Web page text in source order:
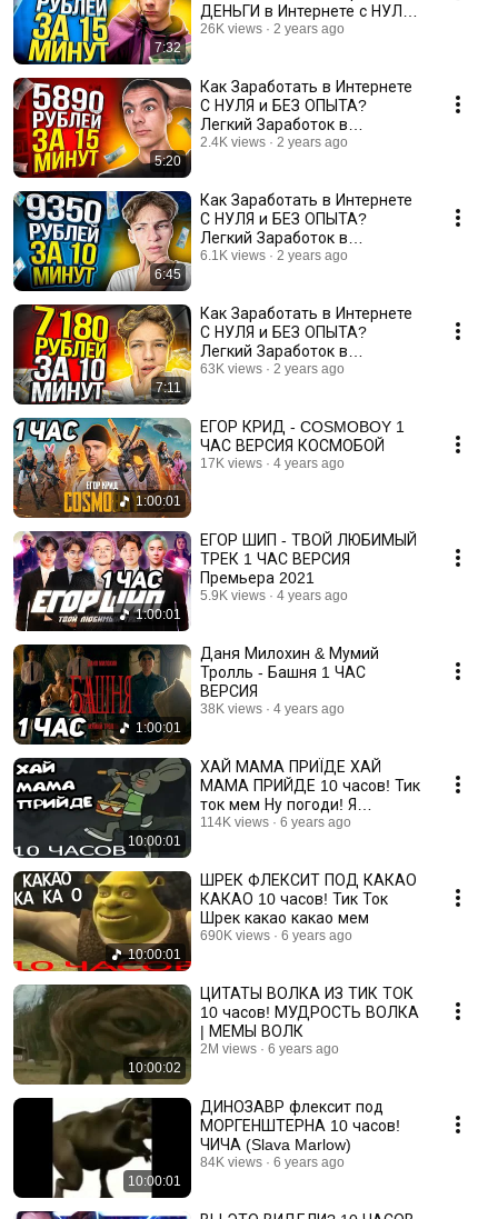
7:32
ДЕНЬГИ в Интернете с НУЛЯ
2023
26K views 2 years ago
5:20
Как Заработать в Интернете
С НУЛЯ и БЕЗ ОПЫТА?
Легкий Заработок в
Интернете 2023
2.4K views 2 years ago
6:45
Как Заработать в Интернете
С НУЛЯ и БЕЗ ОПЫТА?
Легкий Заработок в
Интернете 2023
6.1K views 2 years ago
7:11
Как Заработать в Интернете
С НУЛЯ и БЕЗ ОПЫТА?
Легкий Заработок в
Интернете 2023
63K views 2 years ago
1:00:01
ЕГОР КРИД - COSMOBOY 1
ЧАС ВЕРСИЯ КОСМОБОЙ
17K views 4 years ago
1:00:01
ЕГОР ШИП - ТВОЙ ЛЮБИМЫЙ
ТРЕК 1 ЧАС ВЕРСИЯ
Премьера 2021
5.9K views 4 years ago
1:00:01
Даня Милохин & Мумий
Тролль - Башня 1 ЧАС
ВЕРСИЯ
38K views 4 years ago
10:00:01
ХАЙ МАМА ПРИЇДЕ ХАЙ
МАМА ПРИЙДЕ 10 часов! Тик
ток мем Ну погоди! Я
памятаю свое рiдне село
114K views 6 years ago
10:00:01
ШРЕК ФЛЕКСИТ ПОД КАКАО
КАКАО 10 часов! Тик Ток
Шрек какао какао мем
690K views 6 years ago
10:00:02
ЦИТАТЫ ВОЛКА ИЗ ТИК ТОК
10 часов! МУДРОСТЬ ВОЛКА
| МЕМЫ ВОЛК
2M views 6 years ago
10:00:01
ДИНОЗАВР флексит под
МОРГЕНШТЕРНА 10 часов!
ЧИЧА (Slava Marlow)
84K views 6 years ago